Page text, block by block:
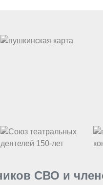
СВО и